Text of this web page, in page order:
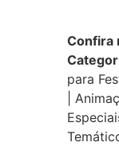
Confira
para